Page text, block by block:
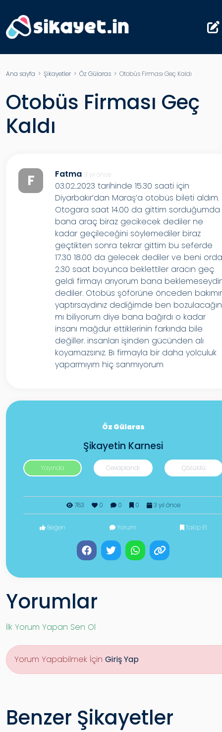
Ana sayfa > Şikayetler> Öz Gülaras > Otobüs Firması Geç Kaldı
Otobüs Firması Geç
Kaldı
F Fatma 3 yıl önce
03.02..2023 tarihinde 15.30 saati için
Diyarbakır’dan Maraş’a otobüs bileti aldım.
Otogara saat 14.00 da gittim sorduğumda
bana araç biraz gecikecek dediler ne
kadar geçileceğini söylemediler biraz
geçtikten sonra tekrar gittim bu seferde
17.30 18.00 da gelecek dediler ve beni
2.30 saat boyunca beklettiler aracın geç
geldi firmayı arıyorum bana
dediler. Otobüs şöförüne önceden
yaptırsaydınız dediğimde ben
mı biliyorum diye bana bağırdı o kadar
insanı mağdur ettiklerinin farkında bile
değiller. insanları işinden gücünden alı
koyamazsınız. Bı firmayla bir daha yolculuk
yaparmıyım hiç sanmıyorum
Öz Gülaras
Şikayetin Karnesi
Yayında Cevaplandı Çözüldü
783 0 0 0 3 yıl önce
Beğen Yorum Takip Et
Yorumlar
İlk Yorum Yapan Sen Ol
Yorum Yapabilmek İçin Giriş Yap
Benzer Şikayetler